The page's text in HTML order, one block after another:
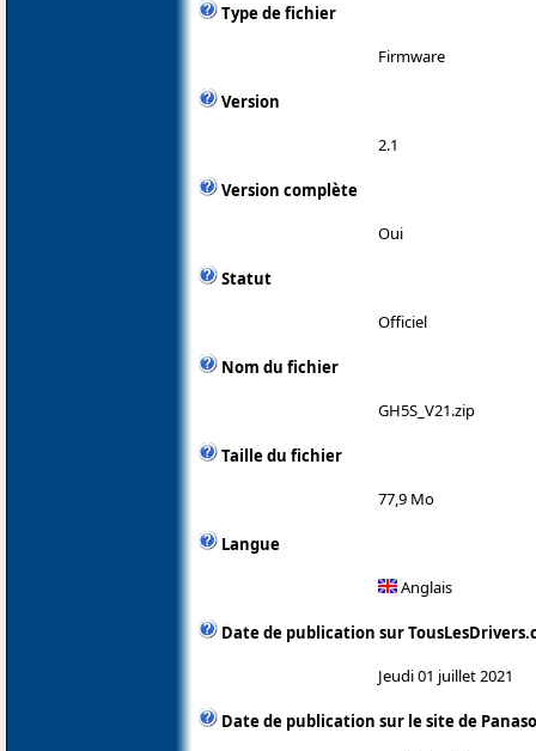
Type de fichier
Firmware
Version
2.1
Version complète
Oui
Statut
Officiel
Nom du fichier
GH5S_V21.zip
Taille du fichier
77,9 Mo
Langue
Anglais
Date de publication sur
Jeudi 01 juillet 2021
Date de publication sur le site de